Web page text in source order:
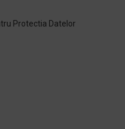
Protectia Datelor